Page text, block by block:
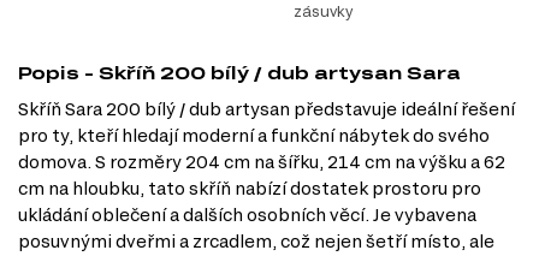
zásuvky
Popis - Skříň 200 bílý / dub artysan Sara
Skříň Sara 200 bílý / dub artysan představuje ideální řešení
pro ty, kteří hledají moderní a funkční nábytek do svého
domova. S rozměry 204 cm na šířku, 214 cm na výšku a 62
cm na hloubku, tato skříň nabízí dostatek prostoru pro
ukládání oblečení a dalších osobních věcí. Je vybavena
posuvnými dveřmi a zrcadlem, což nejen šetří místo, ale